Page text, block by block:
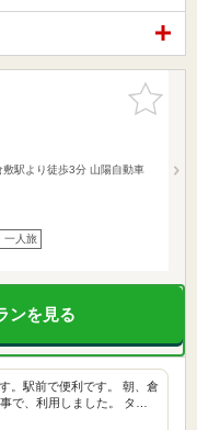
お気に入
りに追加
駅より徒歩3分 山陽自動車
一人旅
ンを見る
。駅前で便利です。 朝、倉
で、利用しました。 タ…